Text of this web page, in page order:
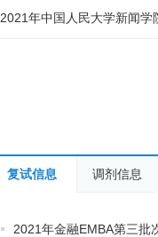
2021年中国人民大学新闻学院新闻与传播
复试信息 调剂信息
2021年金融EMBA第三批